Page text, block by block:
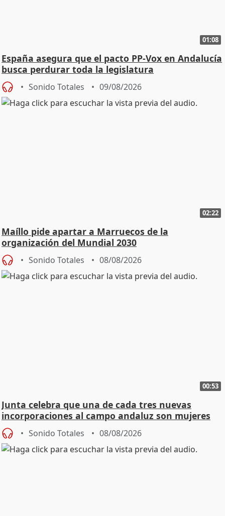
01:08
España asegura que el pacto PP-Vox en Andalucía
busca perdurar toda la legislatura
Sonido Totales 09/08/2026
02:22
Maíllo pide apartar a Marruecos de la
organización del Mundial 2030
Sonido Totales 08/08/2026
00:53
Junta celebra que una de cada tres nuevas
incorporaciones al campo andaluz son mujeres
jóvenes
Sonido Totales 08/08/2026